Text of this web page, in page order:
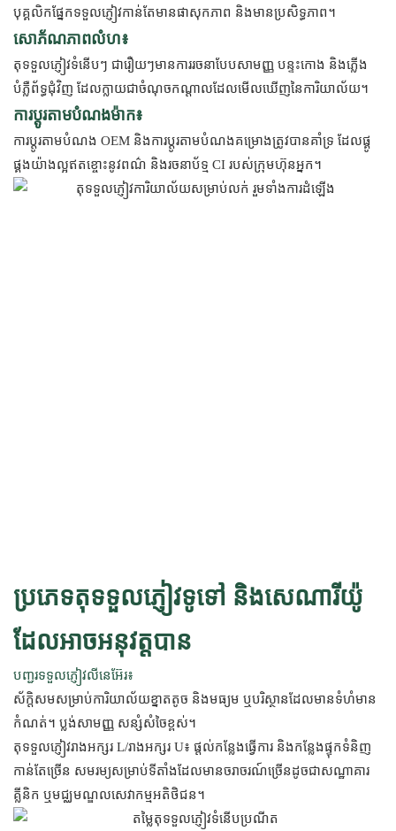
បុគ្គលិកផ្នែកទទួលភ្ញៀវកាន់តែមានផាសុកភាព និងមានប្រសិទ្ធភាព។
សោភ័ណភាពលំហ៖
តុទទួលភ្ញៀវទំនើបៗ ជារឿយៗមានការរចនាបែបសាមញ្ញ បន្ទះកោង និងភ្លើង
បំភ្លឺព័ទ្ធជុំវិញ ដែលក្លាយជាចំណុចកណ្តាលដែលមើលឃើញនៃការិយាល័យ។
ការប្ដូរតាមបំណងម៉ាក៖
ការប្ដូរតាមបំណង OEM និងការប្ដូរតាមបំណងគម្រោងត្រូវបានគាំទ្រ ដែលផ្គូ
ផ្គងយ៉ាងល្អឥតខ្ចោះនូវពណ៌ និងរចនាប័ទ្ម CI របស់ក្រុមហ៊ុនអ្នក។
ប្រភេទតុទទួលភ្ញៀវទូទៅ និងសេណារីយ៉ូ
ដែលអាចអនុវត្តបាន
បញ្ជរទទួលភ្ញៀវលីនេអ៊ែរ៖
ស័ក្តិសមសម្រាប់ការិយាល័យខ្នាតតូច និងមធ្យម ឬបរិស្ថានដែលមានទំហំមាន
កំណត់។ ប្លង់សាមញ្ញ សន្សំសំចៃខ្ពស់។
តុទទួលភ្ញៀវរាងអក្សរ L/រាងអក្សរ U៖ ផ្តល់កន្លែងធ្វើការ និងកន្លែងផ្ទុកទំនិញ
កាន់តែច្រើន សមរម្យសម្រាប់ទីតាំងដែលមានចរាចរណ៍ច្រើនដូចជាសណ្ឋាគារ
គ្លីនិក ឬមជ្ឈមណ្ឌលសេវាកម្មអតិថិជន។